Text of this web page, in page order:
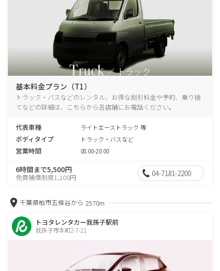
基本料金プラン（T1）
トラック・バスなどのレンタル、お得な割引料金や予約、乗り捨
てなどの詳細は、こちらから各店舗にお電話ください。
代表車種 ライトエーストラック 等
ボディタイプ トラック・バスなど
営業時間 08:00-20:00
6時間まで5,500円
免責補償制度1,100円 04-7181-2200
千葉県柏市五條谷から 2570m
トヨタレンタカー我孫子駅前
我孫子市本町2-7-21